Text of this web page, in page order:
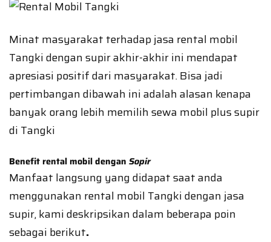
Minat masyarakat terhadap jasa rental mobil
Tangki dengan supir akhir-akhir ini mendapat
apresiasi positif dari masyarakat. Bisa jadi
pertimbangan dibawah ini adalah alasan kenapa
banyak orang lebih memilih sewa mobil plus supir
di Tangki
Benefit rental mobil dengan Sopir
Manfaat langsung yang didapat saat anda
menggunakan rental mobil Tangki dengan jasa
supir, kami deskripsikan dalam beberapa poin
sebagai berikut.